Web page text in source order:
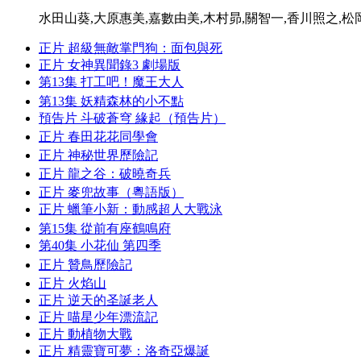
水田山葵,大原惠美,嘉數由美,木村昴,關智一,香川照之,松
正片 超級無敵掌門狗：面包與死
正片 女神異聞錄3 劇場版
第13集 打工吧！魔王大人
第13集 妖精森林的小不點
預告片 斗破蒼穹 緣起（預告片）
正片 春田花花同學會
正片 神秘世界歷險記
正片 龍之谷：破曉奇兵
正片 麥兜故事（粵語版）
正片 蠟筆小新：動感超人大戰泳
第15集 從前有座鶴鳴府
第40集 小花仙 第四季
正片 贊鳥歷險記
正片 火焰山
正片 逆天的圣誕老人
正片 喵星少年漂流記
正片 動植物大戰
正片 精靈寶可夢：洛奇亞爆誕